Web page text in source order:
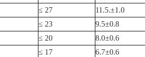
≤ 27
11.5.±1.0
≤ 23
9.5±0.8
≤ 20
8.0±0.6
≤ 17
6.7±0.6